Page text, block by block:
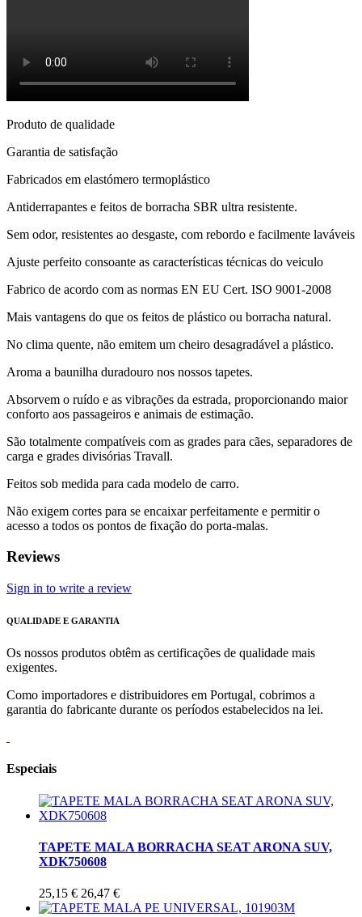
Produto de qualidade
Garantia de satisfação
Fabricados em elastómero termoplástico
Antiderrapantes e feitos de borracha SBR ultra resistente.
Sem odor, resistentes ao desgaste, com rebordo e facilmente laváveis
Ajuste perfeito consoante as características técnicas do veiculo
Fabrico de acordo com as normas EN EU Cert. ISO 9001-2008
Mais vantagens do que os feitos de plástico ou borracha natural.
No clima quente, não emitem um cheiro desagradável a plástico.
Aroma a baunilha duradouro nos nossos tapetes.
Absorvem o ruído e as vibrações da estrada, proporcionando maior
conforto aos passageiros e animais de estimação.
São totalmente compatíveis com as grades para cães, separadores de
carga e grades divisórias Travall.
Feitos sob medida para cada modelo de carro.
Não exigem cortes para se encaixar perfeitamente e permitir o
acesso a todos os pontos de fixação do porta-malas.
Reviews
Sign in to write a review
QUALIDADE E GARANTIA
Os nossos produtos obtêm as certificações de qualidade mais
exigentes.
Como importadores e distribuidores em Portugal, cobrimos a
garantia do fabricante durante os períodos estabelecidos na lei.
Especiais
TAPETE MALA BORRACHA SEAT ARONA SUV,
XDK750608
25,15 € 26,47 €